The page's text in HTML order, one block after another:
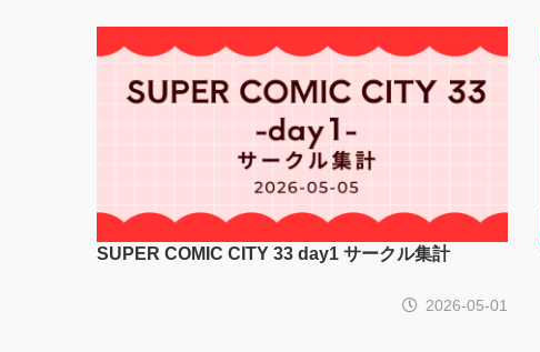
SUPER COMIC CITY 33 day1 サークル集計
2026-05-01